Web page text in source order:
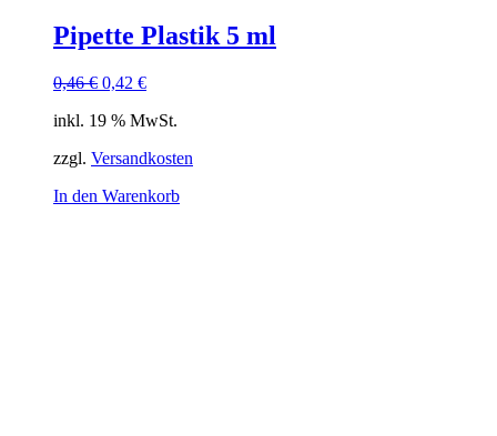
Pipette Plastik 5 ml
0,46€ Ursprünglicher
war:
0,42 €Aktueller
ist:
inkl. 19 % MwSt.
zzgl. Versandkosten
In den Warenkorb